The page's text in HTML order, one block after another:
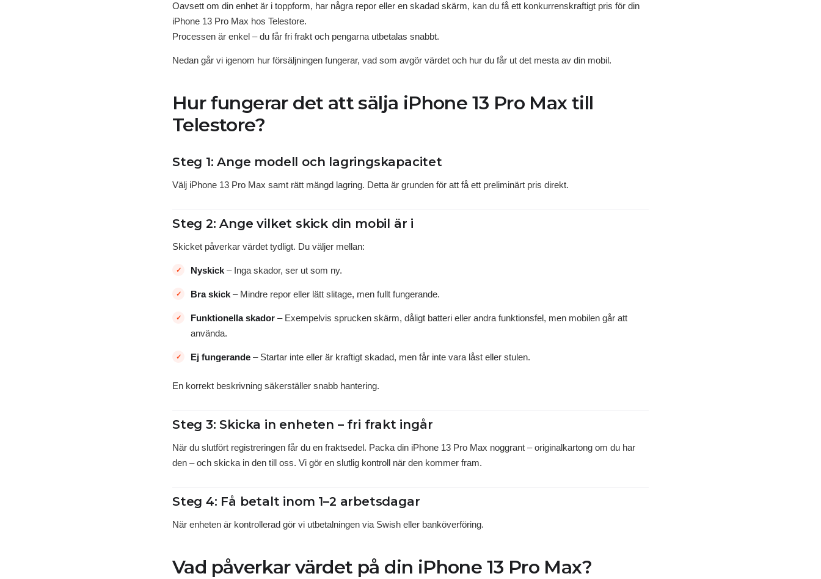
Oavsett om din enhet är i toppform, har några repor eller en skadad skärm, kan du få ett konkurrenskraftigt pris för din
iPhone 13 Pro Max hos Telestore.
Processen är enkel – du får fri frakt och pengarna utbetalas snabbt.
Nedan går vi igenom hur försäljningen fungerar, vad som avgör värdet och hur du får ut det mesta av din mobil.
Hur fungerar det att sälja iPhone 13 Pro Max till
Telestore?
Steg 1: Ange modell och lagringskapacitet
Välj iPhone 13 Pro Max samt rätt mängd lagring. Detta är grunden för att få ett preliminärt pris direkt.
Steg 2: Ange vilket skick din mobil är i
Skicket påverkar värdet tydligt. Du väljer mellan:
Nyskick – Inga skador, ser ut som ny.
Bra skick – Mindre repor eller lätt slitage, men fullt fungerande.
Funktionella skador – Exempelvis sprucken skärm, dåligt batteri eller andra funktionsfel, men mobilen går att
använda.
Ej fungerande – Startar inte eller är kraftigt skadad, men får inte vara låst eller stulen.
En korrekt beskrivning säkerställer snabb hantering.
Steg 3: Skicka in enheten – fri frakt ingår
När du slutfört registreringen får du en fraktsedel. Packa din iPhone 13 Pro Max noggrant – originalkartong om du har
den – och skicka in den till oss. Vi gör en slutlig kontroll när den kommer fram.
Steg 4: Få betalt inom 1–2 arbetsdagar
När enheten är kontrollerad gör vi utbetalningen via Swish eller banköverföring.
Vad påverkar värdet på din iPhone 13 Pro Max?